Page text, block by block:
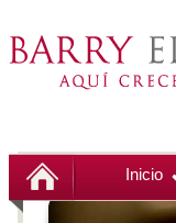
Inicio